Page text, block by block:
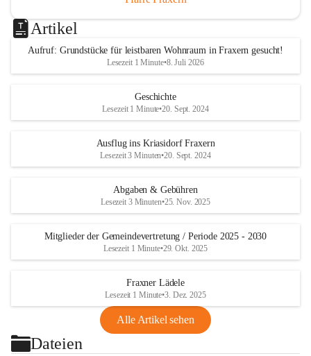
Artikel
Aufruf: Grundstücke für leistbaren Wohnraum in Fraxern gesucht!
Lesezeit 1 Minute•8. Juli 2026
Geschichte
Lesezeit 1 Minute•20. Sept. 2024
Ausflug ins Kriasidorf Fraxern
Lesezeit 3 Minuten•20. Sept. 2024
Abgaben & Gebühren
Lesezeit 3 Minuten•25. Nov. 2025
Mitglieder der Gemeindevertretung / Periode 2025 - 2030
Lesezeit 1 Minute•29. Okt. 2025
Fraxner Lädele
Lesezeit 1 Minute•3. Dez. 2025
Alle Artikel sehen
Dateien